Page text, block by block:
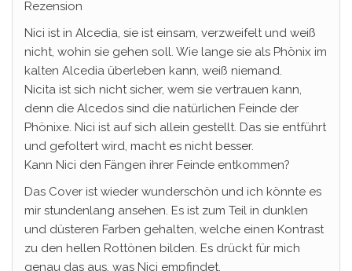
Rezension
Nici ist in Alcedia, sie ist einsam, verzweifelt und weiß
nicht, wohin sie gehen soll. Wie lange sie als Phönix im
kalten Alcedia überleben kann, weiß niemand.
Nicita ist sich nicht sicher, wem sie vertrauen kann,
denn die Alcedos sind die natürlichen Feinde der
Phönixe. Nici ist auf sich allein gestellt. Das sie entführt
und gefoltert wird, macht es nicht besser.
Kann Nici den Fängen ihrer Feinde entkommen?
Das Cover ist wieder wunderschön und ich könnte es
mir stundenlang ansehen. Es ist zum Teil in dunklen
und düsteren Farben gehalten, welche einen Kontrast
zu den hellen Rottönen bilden. Es drückt für mich
genau das aus, was Nici empfindet.